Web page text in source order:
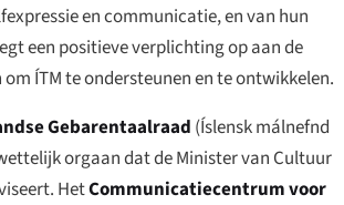
en communicatie, en van hun
een positieve verplichting op aan de
ÍTM te ondersteunen en te ontwikkelen.
Gebarentaalraad (Íslensk málnefnd
orgaan dat de Minister van Cultuur
HetCommunicatiecentrum voor